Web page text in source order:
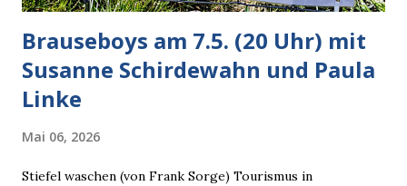
Brauseboys am 7.5. (20 Uhr) mit
Susanne Schirdewahn und Paula
Linke
Mai 06, 2026
Stiefel waschen (von Frank Sorge) Tourismus in